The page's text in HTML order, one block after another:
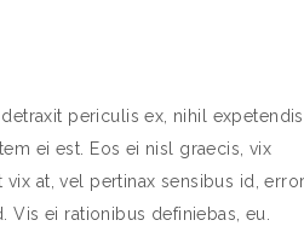
periculis ex, nihil expetendis
ei est. Eos ei nisl graecis, vix
at, vel pertinax sensibus id, error
ei rationibus definiebas, eu.